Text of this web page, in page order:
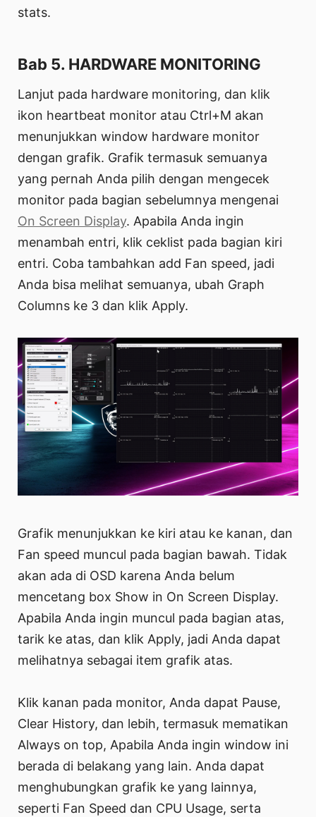
stats.
Bab 5. HARDWARE MONITORING
Lanjut pada hardware monitoring, dan klik
ikon heartbeat monitor atau Ctrl+M akan
menunjukkan window hardware monitor
dengan grafik. Grafik termasuk semuanya
yang pernah Anda pilih dengan mengecek
monitor pada bagian sebelumnya mengenai
On Screen Display. Apabila Anda ingin
menambah entri, klik ceklist pada bagian kiri
entri. Coba tambahkan add Fan speed, jadi
Anda bisa melihat semuanya, ubah Graph
Columns ke 3 dan klik Apply.
Grafik menunjukkan ke kiri atau ke kanan, dan
Fan speed muncul pada bagian bawah. Tidak
akan ada di OSD karena Anda belum
mencetang box Show in On Screen Display.
Apabila Anda ingin muncul pada bagian atas,
tarik ke atas, dan klik Apply, jadi Anda dapat
melihatnya sebagai item grafik atas.
Klik kanan pada monitor, Anda dapat Pause,
Clear History, dan lebih, termasuk mematikan
Always on top, Apabila Anda ingin window ini
berada di belakang yang lain. Anda dapat
menghubungkan grafik ke yang lainnya,
seperti Fan Speed dan CPU Usage, serta